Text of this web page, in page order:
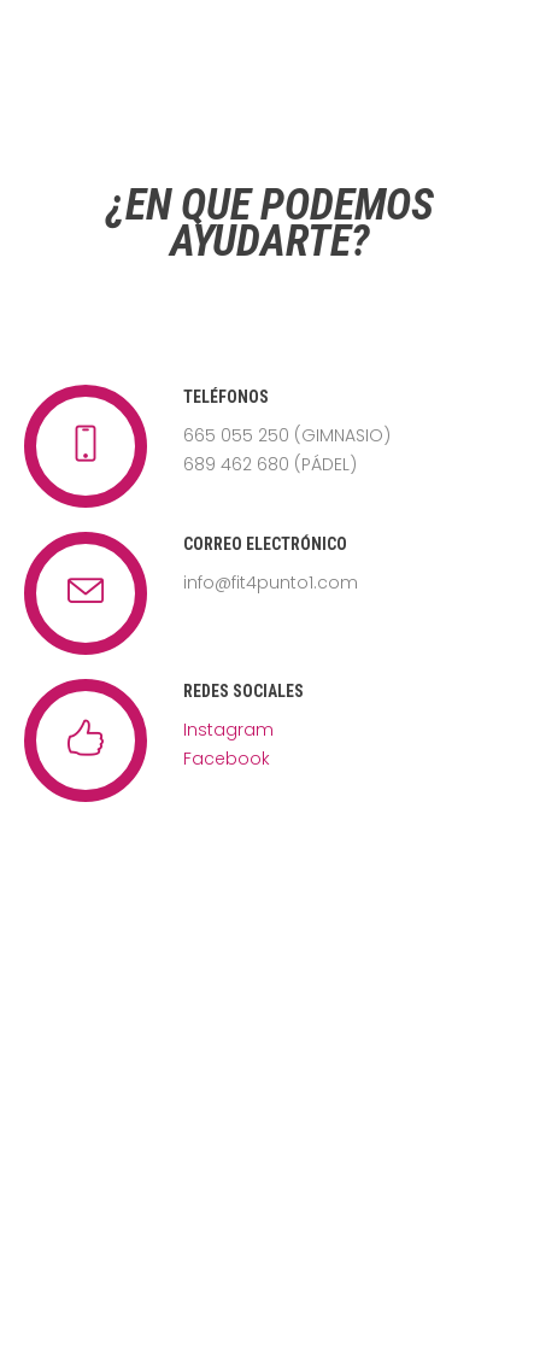
¿EN QUÉ PODEMOS
AYUDARTE?
TELÉFONOS
665 055 250 (GIMNASIO)
689 462 680 (PÁDEL)
CORREO ELECTRÓNICO
info@fit4punto1.com
REDES SOCIALES
Instagram
Facebook